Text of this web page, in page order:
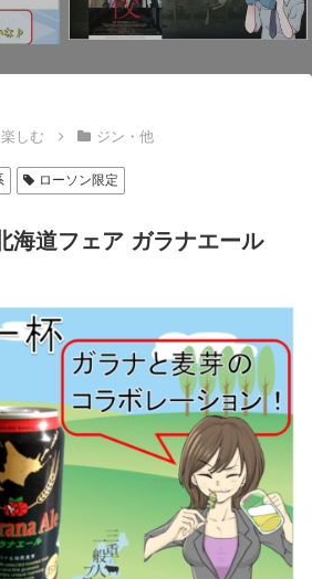
しむ ジン・他
ローソン限定
海道フェア ガラナエール